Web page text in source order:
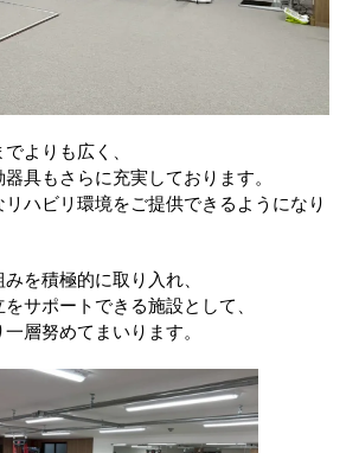
よりも広く、
具もさらに充実しております。
ハビリ環境をご提供できるようになり
を積極的に取り入れ、
サポートできる施設として、
層努めてまいります。